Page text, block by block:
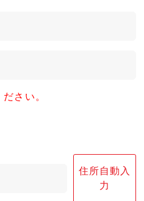
さい。
住所自動入
力